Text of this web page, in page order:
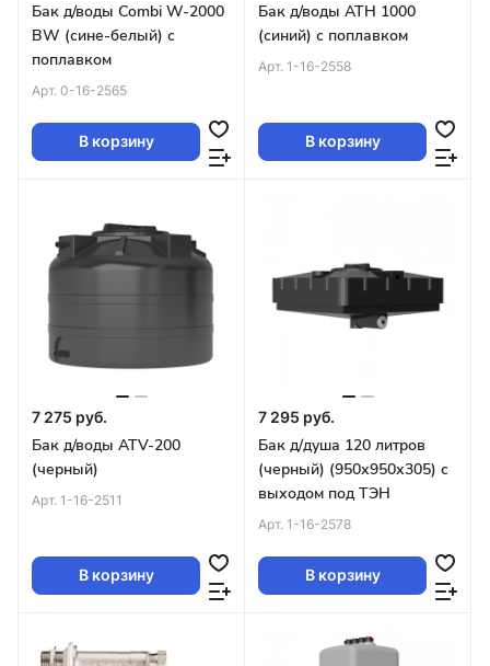
Бак д/воды Combi W-2000
BW (сине-белый) с
поплавком
Арт. 0-16-2565
В корзину
Бак д/воды ATH 1000
(синий) с поплавком
Арт. 1-16-2558
В корзину
7 275 руб.
Бак д/воды ATV-200
(черный)
Арт. 1-16-2511
В корзину
7 295 руб.
Бак д/душа 120 литров
(черный) (950х950х305) с
выходом под ТЭН
Арт. 1-16-2578
В корзину